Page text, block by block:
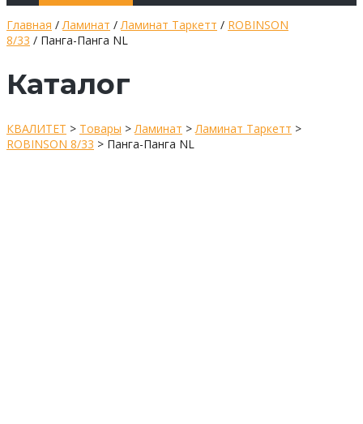
Главная /Ламинат /Ламинат Таркетт / ROBINSON
8/33 / Панга-Панга NL
Каталог
КВАЛИТЕТ > Товары >Ламинат >Ламинат Таркетт >
ROBINSON 8/33 > Панга-Панга NL